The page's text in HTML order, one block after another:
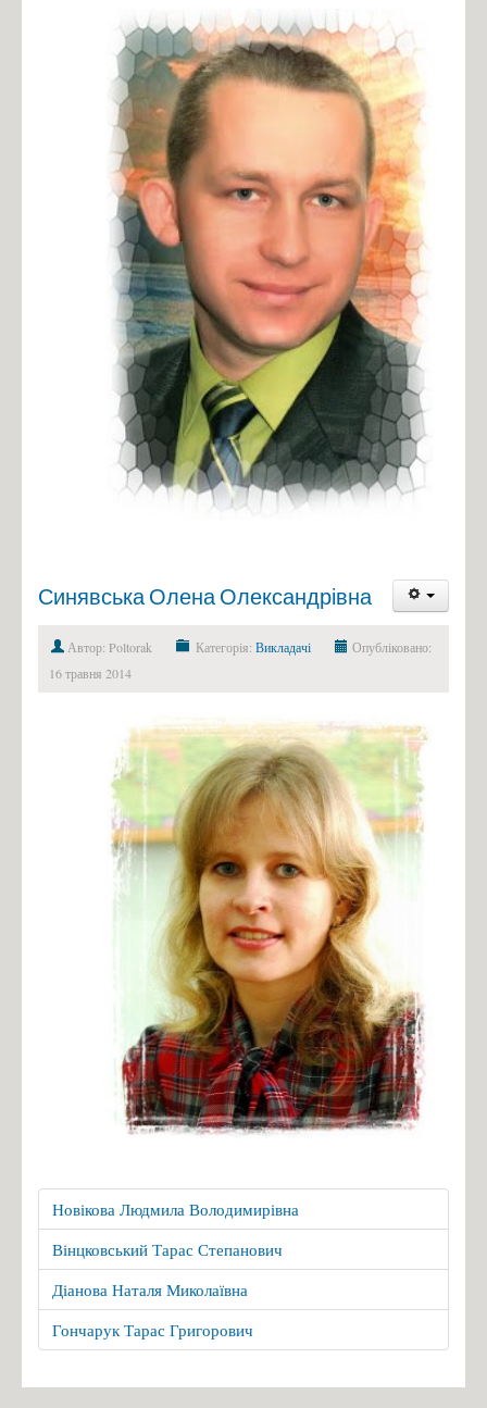
Синявська Олена Олександрівна
Автор: Poltorak Категорія: Викладачі
Опубліковано:
16 травня 2014
Новікова Людмила Володимирівна
Вінцковський Тарас Степанович
Діанова Наталя Миколаївна
Гончарук Тарас Григорович